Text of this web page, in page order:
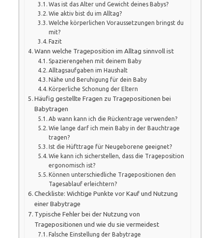
Was ist das Alter und Gewicht deines Babys?
Wie aktiv bist du im Alltag?
Welche körperlichen Voraussetzungen bringst du
mit?
Fazit
Wann welche Trageposition im Alltag sinnvoll ist
Spazierengehen mit deinem Baby
Alltagsaufgaben im Haushalt
Nähe und Beruhigung für dein Baby
Körperliche Schonung der Eltern
Häufig gestellte Fragen zu Tragepositionen bei
Babytragen
Ab wann kann ich die Rückentrage verwenden?
Wie lange darf ich mein Baby in der Bauchtrage
tragen?
Ist die Hüfttrage für Neugeborene geeignet?
Wie kann ich sicherstellen, dass die Trageposition
ergonomisch ist?
Können unterschiedliche Tragepositionen den
Tagesablauf erleichtern?
Checkliste: Wichtige Punkte vor Kauf und Nutzung
einer Babytrage
Typische Fehler bei der Nutzung von
Tragepositionen und wie du sie vermeidest
Falsche Einstellung der Babytrage